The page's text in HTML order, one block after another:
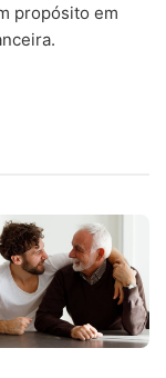
propósito em